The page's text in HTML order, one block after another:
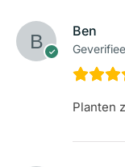
Ben
Planten